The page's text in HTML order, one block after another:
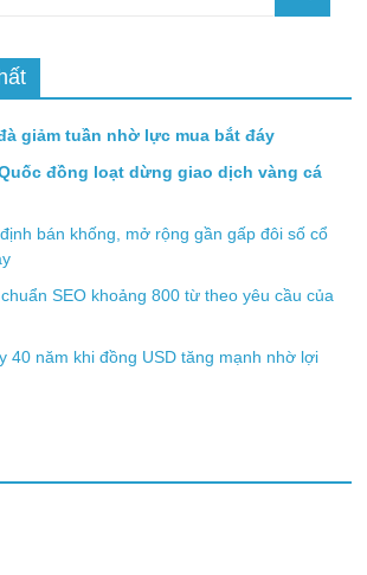
giảm tuần nhờ lực mua bắt đáy
đồng loạt dừng giao dịch vàng cá
bán khống, mở rộng gần gấp đôi số cổ
SEO khoảng 800 từ theo yêu cầu của
40 năm khi đồng USD tăng mạnh nhờ lợi